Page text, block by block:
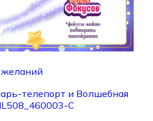
телепорт и Волшебная
С